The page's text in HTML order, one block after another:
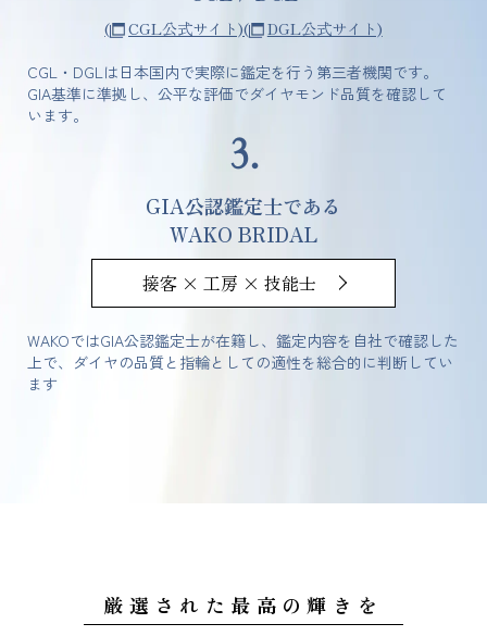
( CGL公式サイト)(
DGL公式サイト)
CGL・DGLは日本国内で実際に鑑定を行う第三者機関です。
GIA基準に準拠し、公平な評価でダイヤモンド品質を確認して
います。
3.
GIA公認鑑定士である
WAKO BRIDAL
接客 × 工房 × 技能士
WAKOではGIA公認鑑定士が在籍し、鑑定内容を自社で確認した
上で、ダイヤの品質と指輪としての適性を総合的に判断してい
ます
厳選された最高の輝きを